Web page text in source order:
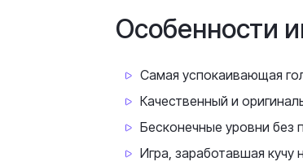
Особенности
Самая успокаивающая
Качественный и
Бесконечные уровни без
Игра, заработавшая кучу